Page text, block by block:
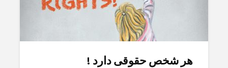
هر شخص حقوقی دارد !